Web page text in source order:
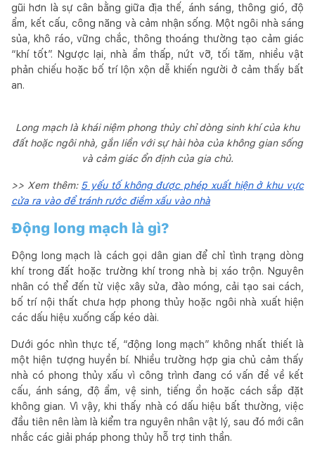
gũi hơn là sự cân bằng giữa địa thế, ánh sáng, thông gió, độ
ẩm, kết cấu, công năng và cảm nhận sống. Một ngôi nhà sáng
sủa, khô ráo, vững chắc, thông thoáng thường tạo cảm giác
“khí tốt”. Ngược lại, nhà ẩm thấp, nứt vỡ, tối tăm, nhiều vật
phản chiếu hoặc bố trí lộn xộn dễ khiến người ở cảm thấy bất
an.
Long mạch là khái niệm phong thủy chỉ dòng sinh khí của khu
đất hoặc ngôi nhà, gắn liền với sự hài hòa của không gian sống
và cảm giác ổn định của gia chủ.
>> Xem thêm: 5 yếu tố không được phép xuất hiện ở khu vực
cửa ra vào để tránh rước điềm xấu vào nhà
Động long mạch là gì?
Động long mạch là cách gọi dân gian để chỉ tình trạng dòng
khí trong đất hoặc trường khí trong nhà bị xáo trộn. Nguyên
nhân có thể đến từ việc xây sửa, đào móng, cải tạo sai cách,
bố trí nội thất chưa hợp phong thủy hoặc ngôi nhà xuất hiện
các dấu hiệu xuống cấp kéo dài.
Dưới góc nhìn thực tế, “động long mạch” không nhất thiết là
một hiện tượng huyền bí. Nhiều trường hợp gia chủ cảm thấy
nhà có phong thủy xấu vì công trình đang có vấn đề về kết
cấu, ánh sáng, độ ẩm, vệ sinh, tiếng ồn hoặc cách sắp đặt
không gian. Vì vậy, khi thấy nhà có dấu hiệu bất thường, việc
đầu tiên nên làm là kiểm tra nguyên nhân vật lý, sau đó mới cân
nhắc các giải pháp phong thủy hỗ trợ tinh thần.